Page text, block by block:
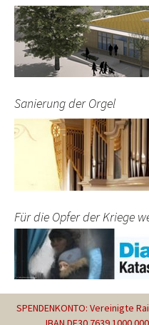
Sanierung der Orgel
Für die Opfer der Kriege
SPENDENKONTO: Vereinigte